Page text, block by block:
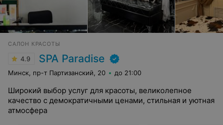
САЛОН КРАСОТЫ
4.9 SPA Paradise
Минск, пр-т Партизанский, 20 до 21:00
Широкий выбор услуг для красоты, великолепное
качество с демократичными ценами, стильная и уютная
атмосфера